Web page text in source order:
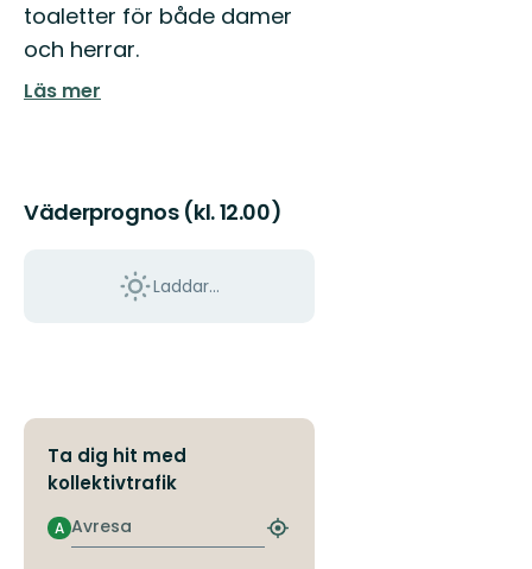
toaletter för både damer
och herrar.
Läs mer
Väderprognos (kl. 12.00)
Laddar...
Ta dig hit med
kollektivtrafik
Avresa
A
Hitta